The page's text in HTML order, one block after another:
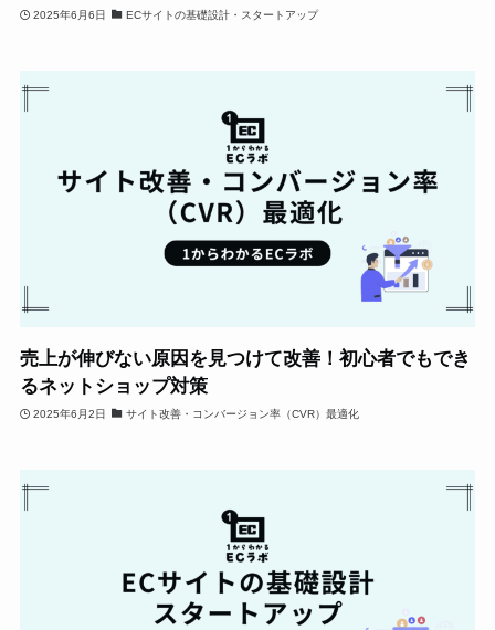
2025年6月6日 ECサイトの基礎設計・スタートアップ
売上が伸びない原因を見つけて改善！初心者でもでき
るネットショップ対策
2025年6月2日 サイト改善・コンバージョン率（CVR）最適化